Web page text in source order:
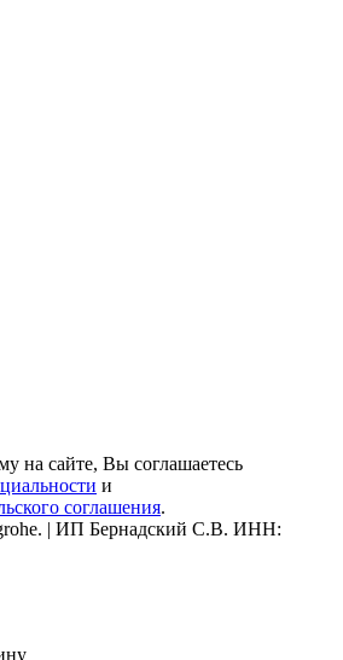
на сайте, Вы соглашаетесь
и
соглашения.
| ИП Бернадский С.В. ИНН: